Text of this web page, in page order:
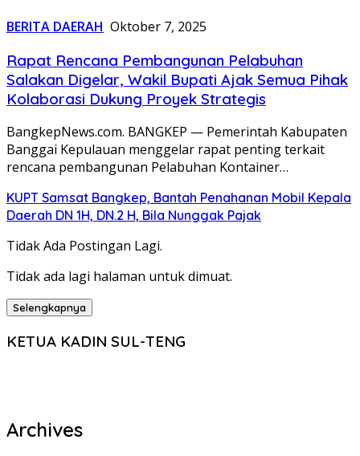
BERITA DAERAH Oktober 7, 2025
Rapat Rencana Pembangunan Pelabuhan
Salakan Digelar, Wakil Bupati Ajak Semua Pihak
Kolaborasi Dukung Proyek Strategis
BangkepNews.com. BANGKEP — Pemerintah Kabupaten
Banggai Kepulauan menggelar rapat penting terkait
rencana pembangunan Pelabuhan Kontainer…
KUPT Samsat Bangkep, Bantah Penahanan Mobil Kepala
Daerah DN 1H, DN.2 H, Bila Nunggak Pajak
Tidak Ada Postingan Lagi.
Tidak ada lagi halaman untuk dimuat.
Selengkapnya
KETUA KADIN SUL-TENG
Archives